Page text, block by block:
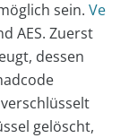
sein. Ve
AES. Zuerst
dessen
gelöscht,